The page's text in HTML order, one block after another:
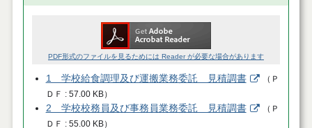
PDF形式のファイルを見るためには Reader が必要な場合があります
1 学校給食調理及び運搬業務委託 見積調書 （ Ｐ
ＤＦ
57.00 KB）
2 学校校務員及び事務員業務委託 見積調書 （ Ｐ
ＤＦ
55.00 KB）